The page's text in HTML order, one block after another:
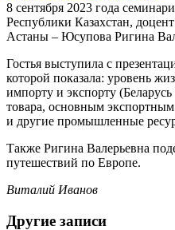
8 сентября 2023 года
Республики Казахстан,
Астаны – Юсупова Ригина
Гостья выступила с
которой показала: уровень
импорту и экспорту
товара, основным экспортным
и другие промышленные
Также Ригина Валерьевна
путешествий по Европе.
Виталий Иванов
Другие записи